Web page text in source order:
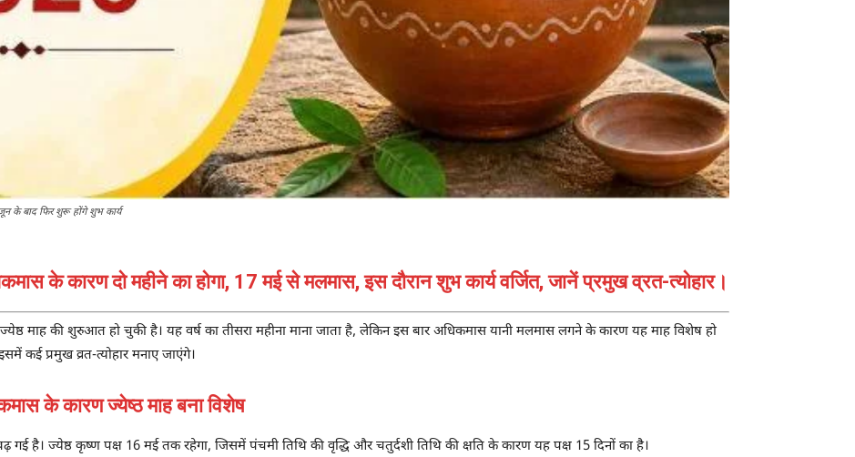
के बाद फिर शुरू होंगे शुभ कार्य
के कारण दो महीने का होगा, 17 मई से मलमास, इस दौरान शुभ कार्य वर्जित, जानें प्रमुख व्रत-त्योहार।
माह की शुरुआत हो चुकी है। यह वर्ष का तीसरा महीना माना जाता है, लेकिन इस बार अधिकमास यानी मलमास लगने के कारण यह माह विशेष हो
कई प्रमुख व्रत-त्योहार मनाए जाएंगे।
के कारण ज्येष्ठ माह बना विशेष
है। ज्येष्ठ कृष्ण पक्ष 16 मई तक रहेगा, जिसमें पंचमी तिथि की वृद्धि और चतुर्दशी तिथि की क्षति के कारण यह पक्ष 15 दिनों का है।